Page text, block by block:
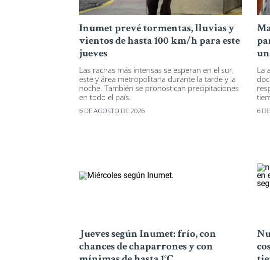
Inumet prevé tormentas, lluvias y
vientos de hasta 100 km/h para este
jueves
Las rachas más intensas se esperan en el sur,
este y área metropolitana durante la tarde y la
noche. También se pronostican precipitaciones
en todo el país.
6 DE AGOSTO DE 2026
La
6
Jueves según Inumet: frío, con
chances de chaparrones y con